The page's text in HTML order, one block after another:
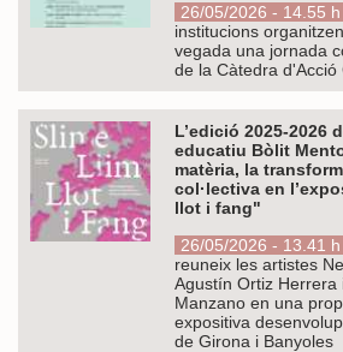
26/05/2026 - 14.55 h
institucions
vegada una jornada
de la Càtedra d'Acció
L’edició 2025-2026
educatiu Bòlit
matèria, la
col·lectiva en
llot i fang"
26/05/2026 - 13.41 h
reuneix les artistes
Agustín Ortiz Herrera
Manzano en una
expositiva
de Girona i Banyoles